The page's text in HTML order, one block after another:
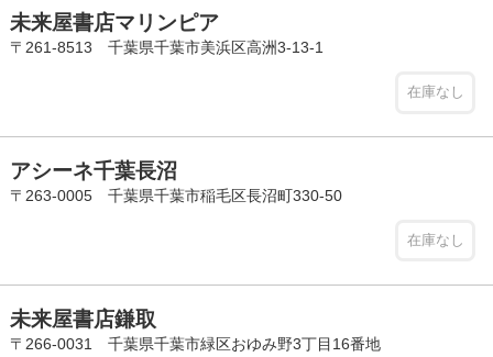
未来屋書店マリンピア
〒261-8513 千葉県千葉市美浜区高洲3-13-1
在庫なし
アシーネ千葉長沼
〒263-0005 千葉県千葉市稲毛区長沼町330-50
在庫なし
未来屋書店鎌取
〒266-0031 千葉県千葉市緑区おゆみ野3丁目16番地